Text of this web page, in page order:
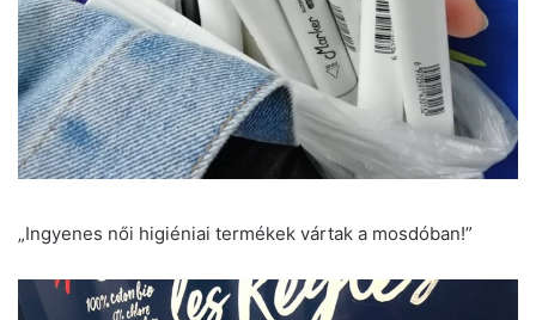
„Ingyenes női higiéniai termékek vártak a mosdóban!”